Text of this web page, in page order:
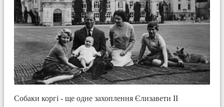
Собаки коргі - ще одне захоплення Єлизавети ІІ